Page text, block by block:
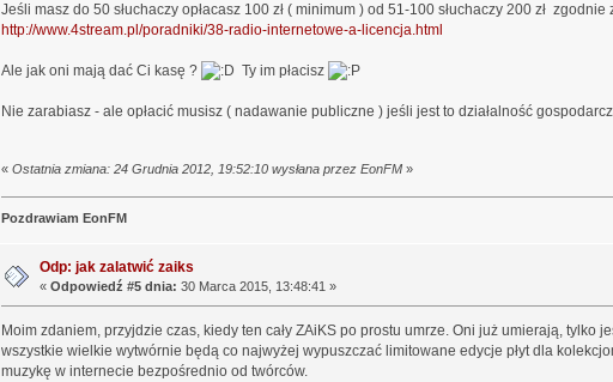
Jeśli masz do 50 słuchaczy opłacasz 100 zł ( minimum ) od 51-100 słuchaczy 200 zł zgodnie
http://www.4stream.pl/poradniki/38-radio-internetowe-a-licencja.html
Ale jak oni mają dać Ci kasę ? Ty im płacisz
Nie zarabiasz - ale opłacić musisz ( nadawanie publiczne ) jeśli jest to działalność
« Ostatnia zmiana: 24 Grudnia 2012, 19:52:10 wysłana przez EonFM»
Pozdrawiam EonFM
Odp: jak zalatwić zaiks
« Odpowiedź #5 dnia: 30 Marca 2015, 13:48:41 »
Moim zdaniem, przyjdzie czas, kiedy ten cały ZAiKS po prostu umrze. Oni już umierają, tylko
wszystkie wielkie wytwórnie będą co najwyżej wypuszczać limitowane edycje płyt dla
muzykę w internecie bezpośrednio od twórców.